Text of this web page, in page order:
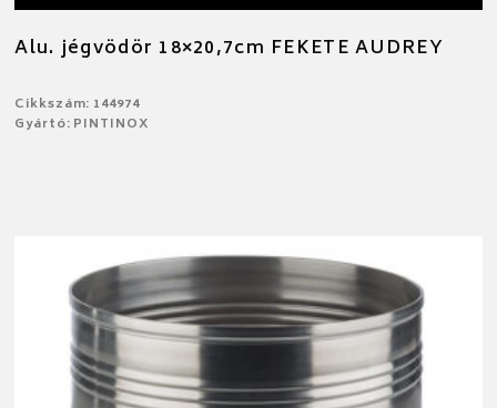
Alu. jégvödör 18×20,7cm FEKETE AUDREY
Cikkszám: 144974
Gyártó: PINTINOX